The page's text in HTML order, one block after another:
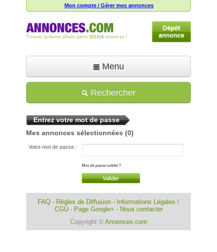
Mon compte / Gérer mes annonces
Trouvez la bonne affaire parmi 101314 annonces !
Menu
Déposer une annonce
Toutes les annonces
Aide
Rechercher
Entrez votre mot de passe
Mes annonces sélectionnées (0)
Votre mot de passe :
Mot de passe oublié ?
FAQ - Règles de Diffusion - Informations Légales /
CGU- Page Google+ - Nous contacter
Copyright © Annonces.com